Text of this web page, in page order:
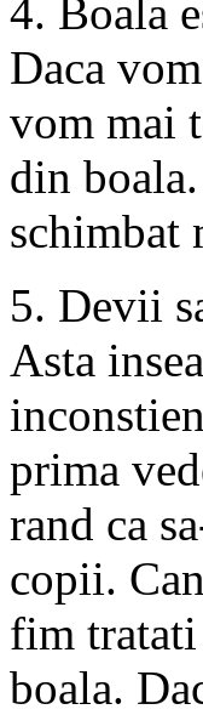
4. Boala
Daca
vom mai
din
schimbat
5. Devii
Asta
prima
rand ca
copii.
fim tratati
boala.